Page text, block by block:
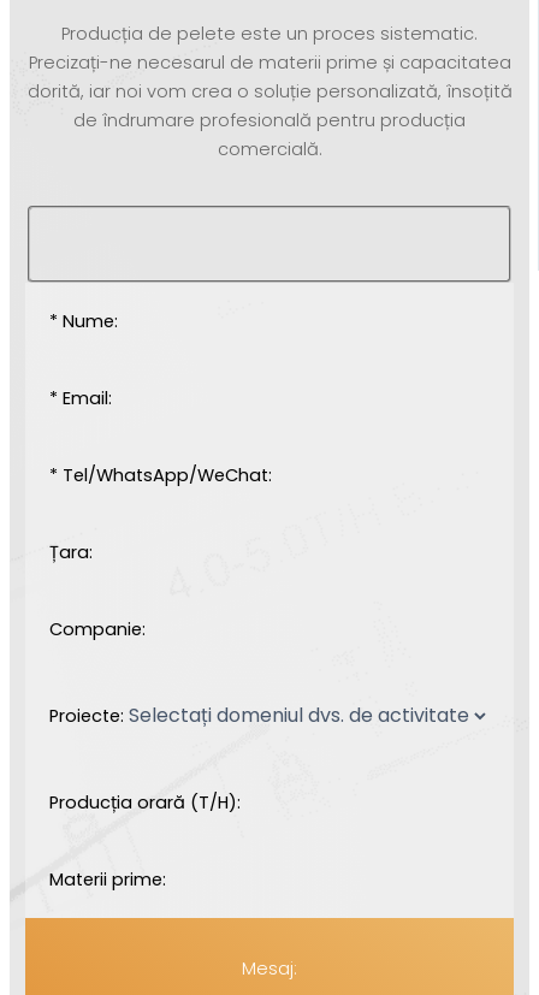
Producția de pelete este un proces sistematic.
Precizați-ne necesarul de materii prime și capacitatea
dorită, iar noi vom crea o soluție personalizată, însoțită
de îndrumare profesională pentru producția
comercială.
* Nume:
* Email:
* Tel/WhatsApp/WeChat:
Țara:
Companie:
Proiecte:
Producția orară (T/H):
Materii prime:
Mesaj: